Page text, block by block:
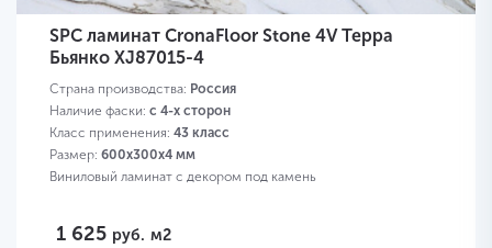
SPC ламинат CronaFloor Stone 4V Терра
Бьянко XJ87015-4
Страна производства: Россия
Наличие фаски: с 4-х сторон
Класс применения: 43 класс
Размер: 600х300х4 мм
Виниловый ламинат с декором под камень
1 625 руб. м2